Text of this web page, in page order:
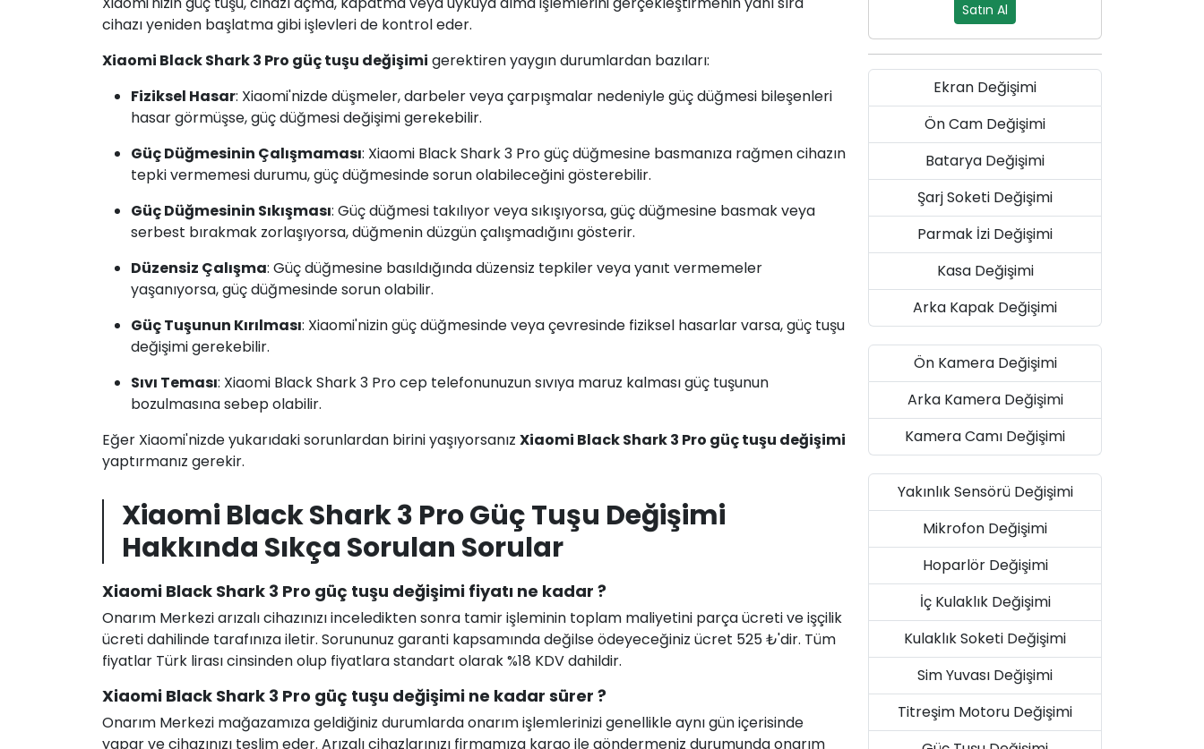
cihazı yeniden başlatma gibi işlevleri de kontrol eder.
Xiaomi Black Shark 3 Pro güç tuşu değişimi gerektiren yaygın durumlardan bazıları:
Fiziksel Hasar: Xiaomi'nizde düşmeler, darbeler veya çarpışmalar nedeniyle güç düğmesi bileşenleri
hasar görmüşse, güç düğmesi değişimi gerekebilir.
Güç Düğmesinin Çalışmaması: Xiaomi Black Shark 3 Pro güç düğmesine basmanıza rağmen cihazın
tepki vermemesi durumu, güç düğmesinde sorun olabileceğini gösterebilir.
Güç Düğmesinin Sıkışması: Güç düğmesi takılıyor veya sıkışıyorsa, güç düğmesine basmak veya
serbest bırakmak zorlaşıyorsa, düğmenin düzgün çalışmadığını gösterir.
Düzensiz Çalışma: Güç düğmesine basıldığında düzensiz tepkiler veya yanıt vermemeler
yaşanıyorsa, güç düğmesinde sorun olabilir.
Güç Tuşunun Kırılması: Xiaomi'nizin güç düğmesinde veya çevresinde fiziksel hasarlar varsa, güç tuşu
değişimi gerekebilir.
Sıvı Teması: Xiaomi Black Shark 3 Pro cep telefonunuzun sıvıya maruz kalması güç tuşunun
bozulmasına sebep olabilir.
Eğer Xiaomi'nizde yukarıdaki sorunlardan birini yaşıyorsanız Xiaomi Black Shark 3 Pro güç tuşu değişimi
yaptırmanız gerekir.
Xiaomi Black Shark 3 Pro Güç Tuşu Değişimi
Hakkında Sıkça Sorulan Sorular
Xiaomi Black Shark 3 Pro güç tuşu değişimi fiyatı ne kadar ?
Onarım Merkezi arızalı cihazınızı inceledikten sonra tamir işleminin toplam maliyetini parça ücreti ve işçilik
ücreti dahilinde tarafınıza iletir. Sorununuz garanti kapsamında değilse ödeyeceğiniz ücret 525 ₺'dir. Tüm
fiyatlar Türk lirası cinsinden olup fiyatlara standart olarak %18 KDV dahildir.
Xiaomi Black Shark 3 Pro güç tuşu değişimi ne kadar sürer ?
Onarım Merkezi mağazamıza geldiğiniz durumlarda onarım işlemlerinizi genellikle aynı gün içerisinde
yapar ve cihazınızı teslim eder. Arızalı cihazlarınızı firmamıza kargo ile göndermeniz durumunda onarım
Satın Al
Ekran Değişimi
Ön Cam Değişimi
Batarya Değişimi
Şarj Soketi Değişimi
Parmak İzi Değişimi
Kasa Değişimi
Arka Kapak Değişimi
Ön Kamera Değişimi
Arka Kamera Değişimi
Kamera Camı Değişimi
Yakınlık Sensörü Değişimi
Mikrofon Değişimi
Hoparlör Değişimi
İç Kulaklık Değişimi
Kulaklık Soketi Değişimi
Sim Yuvası Değişimi
Titreşim Motoru Değişimi